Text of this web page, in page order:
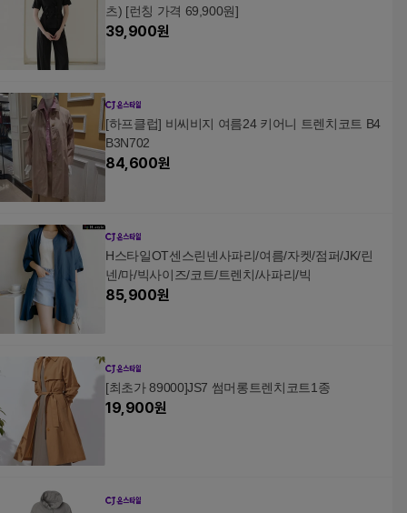
츠) [런칭 가격 69,900원]
39,900원
[하프클럽] 비씨비지 여름24 키어니 트렌치코트 B4
B3N702
84,600원
H스타일OT센스린넨사파리/여름/자켓/점퍼/JK/린
넨/마/빅사이즈/코트/트렌치/사파리/빅
85,900원
[최초가 89000]JS7 썸머롱트렌치코트1종
19,900원